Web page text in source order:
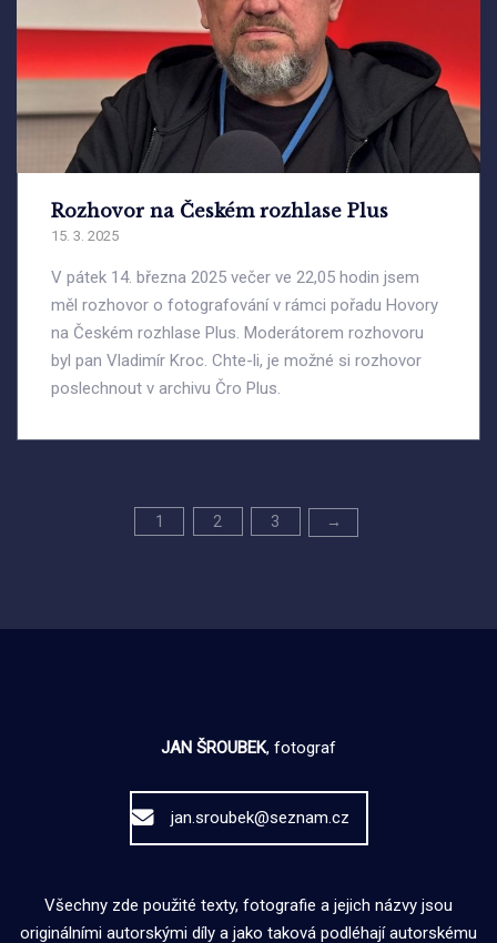
Rozhovor na Českém rozhlase Plus
15. 3. 2025
V pátek 14. března 2025 večer ve 22,05 hodin jsem
měl rozhovor o fotografování v rámci pořadu Hovory
na Českém rozhlase Plus. Moderátorem rozhovoru
byl pan Vladimír Kroc. Chte-li, je možné si rozhovor
poslechnout v archivu Čro Plus.
Stránkování
1 2 3 →
JAN ŠROUBEK, fotograf
jan.sroubek@seznam.cz
Všechny zde použité texty, fotografie a jejich názvy jsou
originálními autorskými díly a jako taková podléhají autorskému